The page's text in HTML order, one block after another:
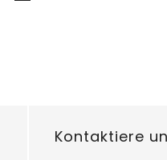
Kontaktiere